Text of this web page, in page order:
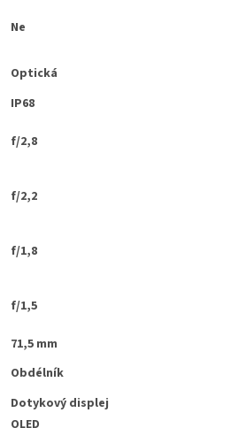
Ne
Optická
IP68
f/2,8
f/2,2
f/1,8
f/1,5
71,5 mm
Obdélník
Dotykový displej